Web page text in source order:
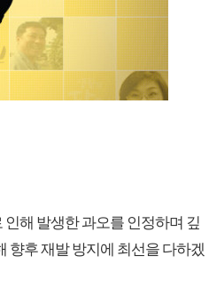
인해 발생한 과오를 인정하며 깊
향후 재발 방지에 최선을 다하겠